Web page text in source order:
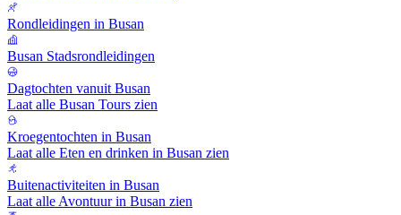
Rondleidingen in Busan
Busan Stadsrondleidingen
Dagtochten vanuit Busan
Laat alle Busan Tours zien
Kroegentochten in Busan
Laat alle Eten en drinken in Busan zien
Buitenactiviteiten in Busan
Laat alle Avontuur in Busan zien